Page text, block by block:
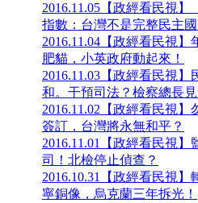
2016.11.05【政經看民視
指數：台灣不是完整民主
2016.11.04【政經看民視
肥貓，小英政府動起來！
2016.11.03【政經看民視
和。干預司法？檢察總長
2016.11.02【政經看民視
簽訂，台灣將永無和平？
2016.11.01【政經看民視
司！北檢停止偵查？
2016.10.31【政經看民視
寧銅像，烏克蘭三年拆光！